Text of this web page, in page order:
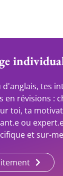
d'anglais, tes
en révisions :
toi, ta
ou
et sur-